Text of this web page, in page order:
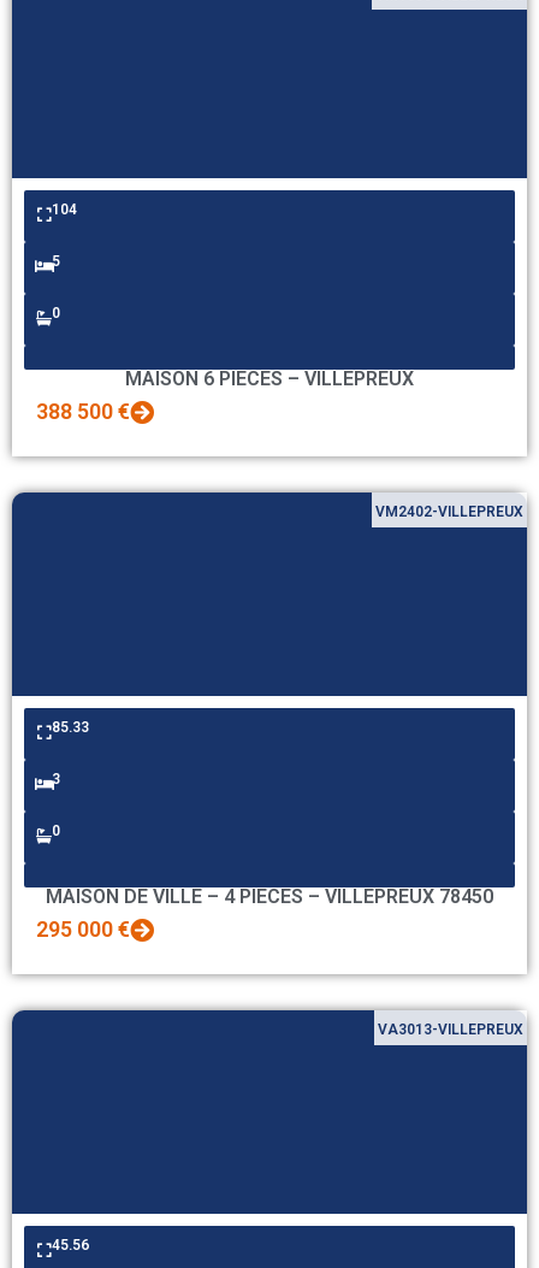
104
5
0
MAISON 6 PIECES – VILLEPREUX
388 500 €
VM2402-VILLEPREUX
85.33
3
0
MAISON DE VILLE – 4 PIECES – VILLEPREUX 78450
295 000 €
VA3013-VILLEPREUX
45.56